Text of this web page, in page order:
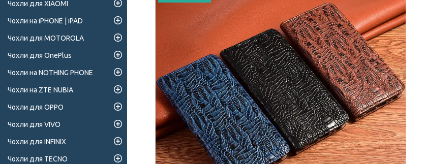
Чохли для XIAOMI
Чохли на iPHONE | iPAD
Чохли для MOTOROLA
Чохли для OnePlus
Чохли на NOTHING PHONE
Чохли на ZTE NUBIA
Чохли для OPPO
Чохли для VIVO
Чохли для INFINIX
Чохли для TECNO